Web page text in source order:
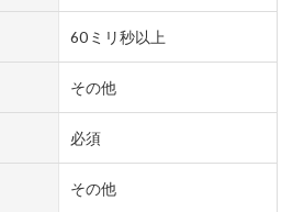
60ミリ秒以上
その他
必須
その他